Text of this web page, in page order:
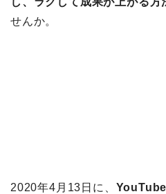
せんか。
2020年4月13日に、